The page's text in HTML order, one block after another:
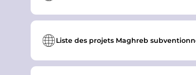
Liste des projets Maghreb